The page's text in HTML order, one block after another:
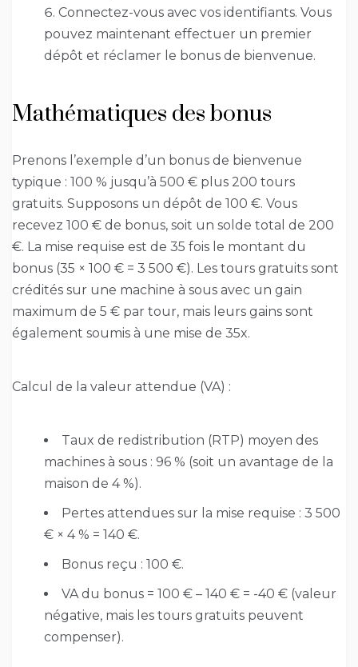
Connectez-vous avec vos identifiants. Vous
pouvez maintenant effectuer un premier
dépôt et réclamer le bonus de bienvenue.
Mathématiques des bonus
Prenons l’exemple d’un bonus de bienvenue
typique : 100 % jusqu’à 500 € plus 200 tours
gratuits. Supposons un dépôt de 100 €. Vous
recevez 100 € de bonus, soit un solde total de 200
€. La mise requise est de 35 fois le montant du
bonus (35 × 100 € = 3 500 €). Les tours gratuits sont
crédités sur une machine à sous avec un gain
maximum de 5 € par tour, mais leurs gains sont
également soumis à une mise de 35x.
Calcul de la valeur attendue (VA) :
Taux de redistribution (RTP) moyen des
machines à sous : 96 % (soit un avantage de la
maison de 4 %).
Pertes attendues sur la mise requise : 3 500
€ × 4 % = 140 €.
Bonus reçu : 100 €.
VA du bonus = 100 € – 140 € = -40 € (valeur
négative, mais les tours gratuits peuvent
compenser).